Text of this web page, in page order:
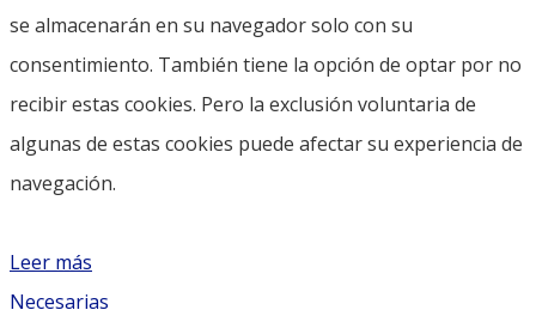
se almacenarán en su navegador solo con su
consentimiento. También tiene la opción de optar por no
recibir estas cookies. Pero la exclusión voluntaria de
algunas de estas cookies puede afectar su experiencia de
navegación.
Leer más
Necesarias